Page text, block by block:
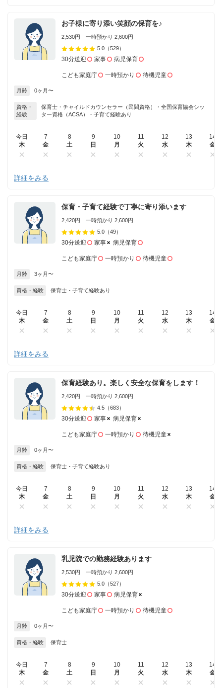
お子様に寄り添い笑顔の保育を♪
2,530円 一時預かり 2,600円
5.0 （529）
30分送迎 家事 病児保育
こども家庭庁 一時預かり 待機児童
月齢 0ヶ月〜
資格・
経験
保育士・チャイルドカウンセラー（民間資格）・全国保育協会シッ
ター資格（ACSA）・子育て経験あり
今日
木
7
金
8
土
9
日
10
月
11
火
12
水
13
木
14
金
詳細をみる
保育・子育て経験で丁寧に寄り添います
2,420円 一時預かり 2,600円
5.0 （49）
30分送迎 家事 病児保育
こども家庭庁 一時預かり 待機児童
月齢 3ヶ月〜
資格・経験 保育士・子育て経験あり
今日
木
7
金
8
土
9
日
10
月
11
火
12
水
13
木
14
金
詳細をみる
保育経験あり。楽しく安全な保育をします！
2,420円 一時預かり 2,600円
4.5 （683）
30分送迎 家事 病児保育
こども家庭庁 一時預かり 待機児童
月齢 0ヶ月〜
資格・経験 保育士・子育て経験あり
今日
木
7
金
8
土
9
日
10
月
11
火
12
水
13
木
14
金
詳細をみる
乳児院での勤務経験あります
2,530円 一時預かり 2,600円
5.0 （527）
30分送迎 家事 病児保育
こども家庭庁 一時預かり 待機児童
月齢 0ヶ月〜
資格・経験 保育士
今日
木
7
金
8
土
9
日
10
月
11
火
12
水
13
木
14
金